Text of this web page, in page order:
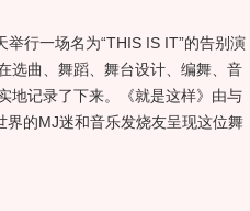
行一场名为“THIS IS IT”的告别演
选曲、舞蹈、舞台设计、编舞、音
地记录了下来。《就是这样》由与
界的MJ迷和音乐发烧友呈现这位舞